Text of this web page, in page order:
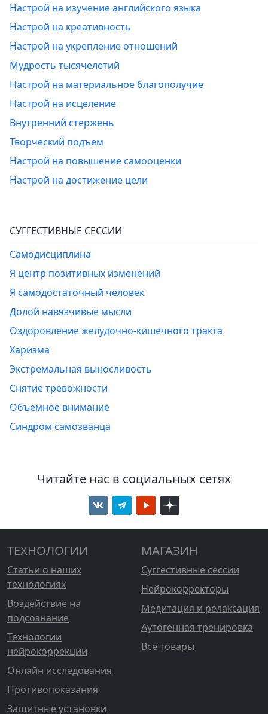
Настрой на изучение английского языка
Настрой на креативность
Настрой на укрепление отношений
Мудрость тысячелетий
Настрой на материальное благополучие
Настрой на исцеление
Внутренний стержень
Творческий подъем
Настрой на повышение самооценки
Настрой на достижение цели
СУГГЕСТИВНЫЕ СЕССИИ
Самодисциплина
Я центр позитивных изменений
Я самодостаточный человек
Долой навязчивые мысли
Оздоровление желудочно-кишечного тракта
Харизма
Экстремальная выносливость
Снятие тревожности
Объемное внимание
Синдром самозванца
Читайте нас в социальных сетях
ТЕХНОЛОГИИ
Статьи о наших
технологиях
Воздействие на
подсознание
Технологии
нейрокоррекции
Онлайн исследования
Противопоказания
Защитные установки
МАГАЗИН
Суггестивные сессии
Нейрокорректоры
Медитация и релаксация
Аутогенная тренировка
Все товары